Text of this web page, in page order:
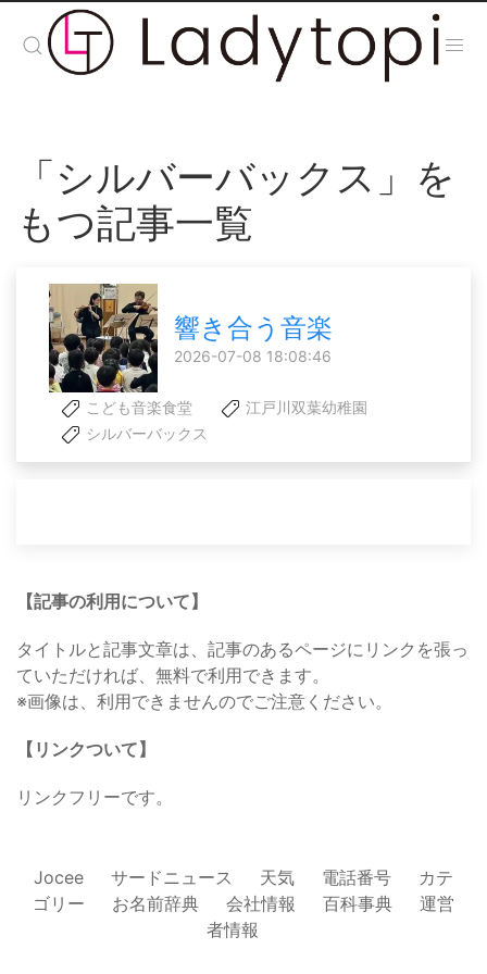
「シルバーバックス」を
もつ記事一覧
響き合う音楽
2026-07-08 18:08:46
こども音楽食堂
江戸川双葉幼稚園
シルバーバックス
【記事の利用について】
タイトルと記事文章は、記事のあるページにリンクを張っ
ていただければ、無料で利用できます。
※画像は、利用できませんのでご注意ください。
【リンクついて】
リンクフリーです。
Jocee サードニュース 天気 電話番号
カテ
ゴリー
お名前辞典 会社情報 百科事典
運営
者情報